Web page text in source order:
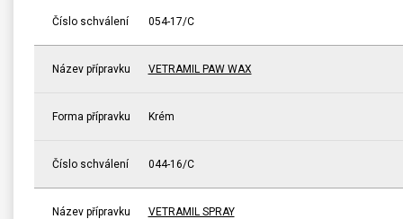
Číslo schválení 054-17/C
Název přípravku VETRAMIL PAW WAX
Forma přípravku Krém
Číslo schválení 044-16/C
Název přípravku VETRAMIL SPRAY